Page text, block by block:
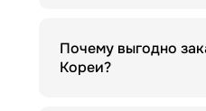
Почему выгодно
Кореи?